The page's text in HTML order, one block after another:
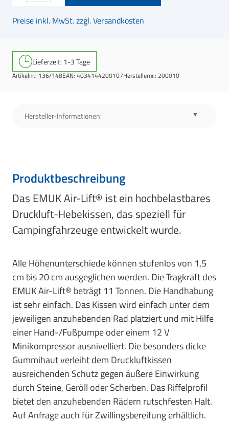
Preise inkl. MwSt. zzgl. Versandkosten
Lieferzeit: 1-3 Tage
Artikelnr.: 136/148EAN: 4034144200107Herstellernr.: 200010
Hersteller-Informationen:
Produktbeschreibung
Das EMUK Air-Lift® ist ein hochbelastbares
Druckluft-Hebekissen, das speziell für
Campingfahrzeuge entwickelt wurde.
Alle Höhenunterschiede können stufenlos von 1,5
cm bis 20 cm ausgeglichen werden. Die Tragkraft des
EMUK Air-Lift® beträgt 11 Tonnen. Die Handhabung
ist sehr einfach. Das Kissen wird einfach unter dem
jeweiligen anzuhebenden Rad platziert und mit Hilfe
einer Hand-/Fußpumpe oder einem 12 V
Minikompressor ausnivelliert. Die besonders dicke
Gummihaut verleiht dem Druckluftkissen
ausreichenden Schutz gegen äußere Einwirkung
durch Steine, Geröll oder Scherben. Das Riffelprofil
bietet den anzuhebenden Rädern rutschfesten Halt.
Auf Anfrage auch für Zwillingsbereifung erhältlich.